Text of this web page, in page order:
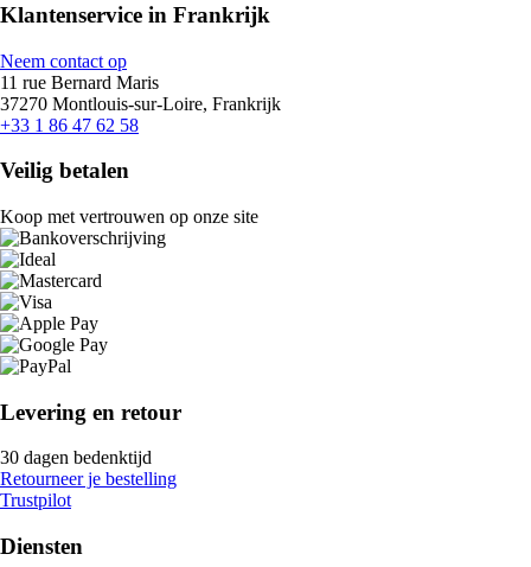
Klantenservice in Frankrijk
Neem contact op
11 rue Bernard Maris
37270 Montlouis-sur-Loire, Frankrijk
+33 1 86 47 62 58
Veilig betalen
Koop met vertrouwen op onze site
Levering en retour
30 dagen bedenktijd
Retourneer je bestelling
Trustpilot
Diensten